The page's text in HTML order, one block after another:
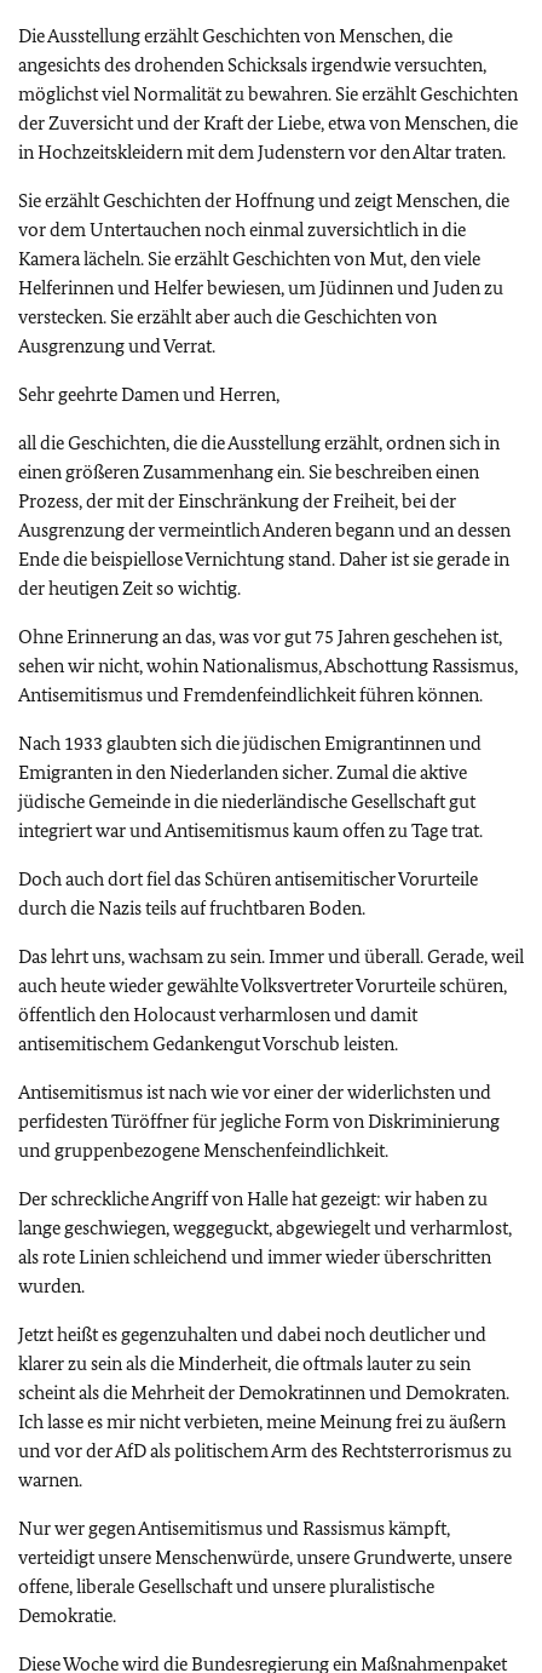
Die Ausstellung erzählt Geschichten von Menschen, die
angesichts des drohenden Schicksals irgendwie versuchten,
möglichst viel Normalität zu bewahren. Sie erzählt Geschichten
der Zuversicht und der Kraft der Liebe, etwa von Menschen, die
in Hochzeitskleidern mit dem Judenstern vor den Altar traten.
Sie erzählt Geschichten der Hoffnung und zeigt Menschen, die
vor dem Untertauchen noch einmal zuversichtlich in die
Kamera lächeln. Sie erzählt Geschichten von Mut, den viele
Helferinnen und Helfer bewiesen, um Jüdinnen und Juden zu
verstecken. Sie erzählt aber auch die Geschichten von
Ausgrenzung und Verrat.
Sehr geehrte Damen und Herren,
all die Geschichten, die die Ausstellung erzählt, ordnen sich in
einen größeren Zusammenhang ein. Sie beschreiben einen
Prozess, der mit der Einschränkung der Freiheit, bei der
Ausgrenzung der vermeintlich Anderen begann und an dessen
Ende die beispiellose Vernichtung stand. Daher ist sie gerade in
der heutigen Zeit so wichtig.
Ohne Erinnerung an das, was vor gut 75 Jahren geschehen ist,
sehen wir nicht, wohin Nationalismus, Abschottung Rassismus,
Antisemitismus und Fremdenfeindlichkeit führen können.
Nach 1933 glaubten sich die jüdischen Emigrantinnen und
Emigranten in den Niederlanden sicher. Zumal die aktive
jüdische Gemeinde in die niederländische Gesellschaft gut
integriert war und Antisemitismus kaum offen zu Tage trat.
Doch auch dort fiel das Schüren antisemitischer Vorurteile
durch die Nazis teils auf fruchtbaren Boden.
Das lehrt uns, wachsam zu sein. Immer und überall. Gerade, weil
auch heute wieder gewählte Volksvertreter Vorurteile schüren,
öffentlich den Holocaust verharmlosen und damit
antisemitischem Gedankengut Vorschub leisten.
Antisemitismus ist nach wie vor einer der widerlichsten und
perfidesten Türöffner für jegliche Form von Diskriminierung
und gruppenbezogene Menschenfeindlichkeit.
Der schreckliche Angriff von Halle hat gezeigt: wir haben zu
lange geschwiegen, weggeguckt, abgewiegelt und verharmlost,
als rote Linien schleichend und immer wieder überschritten
wurden.
Jetzt heißt es gegenzuhalten und dabei noch deutlicher und
klarer zu sein als die Minderheit, die oftmals lauter zu sein
scheint als die Mehrheit der Demokratinnen und Demokraten.
Ich lasse es mir nicht verbieten, meine Meinung frei zu äußern
und vor der AfD als politischem Arm des Rechtsterrorismus zu
warnen.
Nur wer gegen Antisemitismus und Rassismus kämpft,
verteidigt unsere Menschenwürde, unsere Grundwerte, unsere
offene, liberale Gesellschaft und unsere pluralistische
Demokratie.
Diese Woche wird die Bundesregierung ein Maßnahmenpaket